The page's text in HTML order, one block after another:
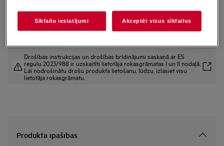
Izmantojiet ”MixDry”, lai vienmērīgi izžāvētu dažādu audumu apģērbus.
Drošības instrukcijas un drošības brīdinājumi saskaņā ar ES
regulu 2023/988 ir uzskaitīti lietotāja rokasgrāmatas I un II nodaļā.
Lai nodrošinātu drošu produkta lietošanu, lūdzu, izlasiet visu
lietotāja rokasgrāmatu.
Produkta īpašības
Sīkfailu iestatījumi Akceptēt visus sīkfailus